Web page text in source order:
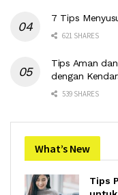
7 Tips
621 SHARES
Tips Aman
dengan
539 SHARES
What’s New
Tips